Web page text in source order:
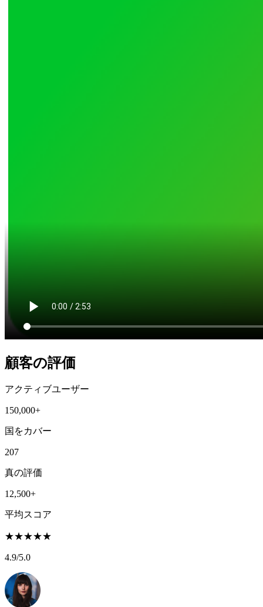
顧客の評価
アクティブユーザー
150,000+
国をカバー
207
真の評価
12,500+
平均スコア
★★★★★
4.9/5.0